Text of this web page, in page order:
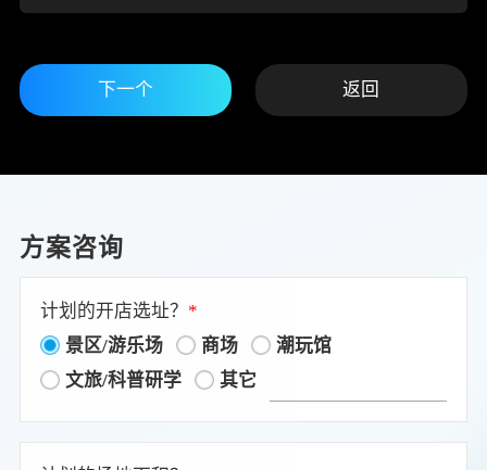
下一个 返回
方案咨询
计划的开店选址？ *
景区/游乐场
商场
潮玩馆
文旅/科普研学
其它